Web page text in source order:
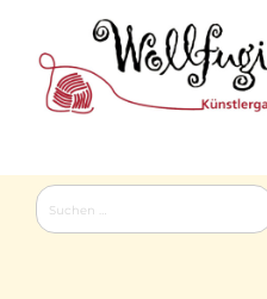
content
Suchen
nach: